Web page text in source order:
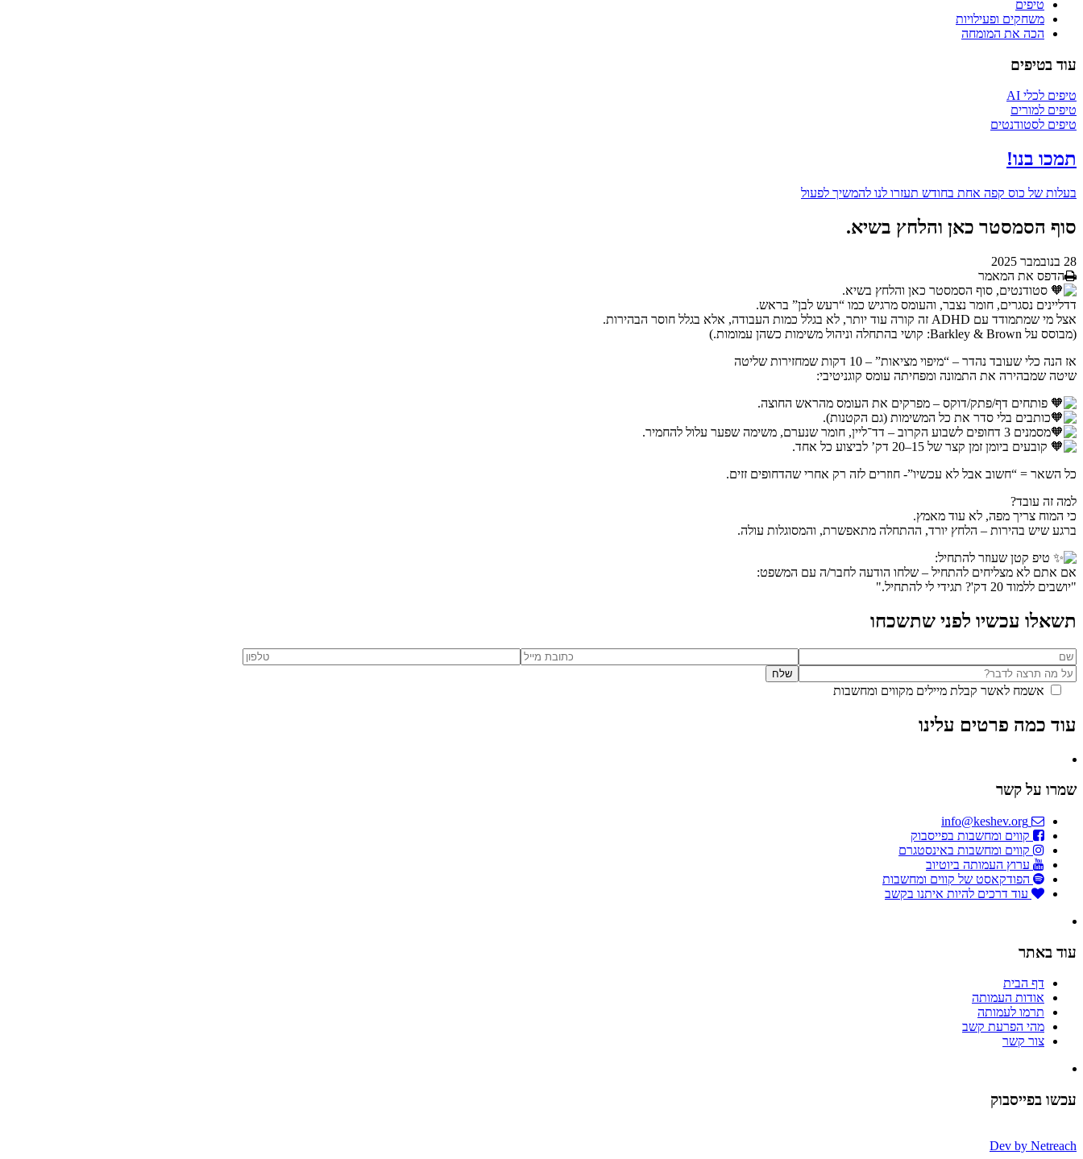
טיפים
משחקים ופעילויות
הכה את המומחה
עוד בטיפים
טיפים לכלי AI
טיפים למורים
טיפים לסטודנטים
תמכו בנו!
בעלות של כוס קפה אחת בחודש תעזרו לנו להמשיך לפעול
סוף הסמסטר כאן והלחץ בשיא.
28 בנובמבר 2025
הדפס את המאמר
סטודנטים, סוף הסמסטר כאן והלחץ בשיא.
דדליינים נסגרים, חומר נצבר, והעומס מרגיש כמו “רעש לבן” בראש.
אצל מי שמתמודד עם ADHD זה קורה עוד יותר, לא בגלל כמות העבודה, אלא בגלל חוסר הבהירות.
(מבוסס על Barkley & Brown: קושי בהתחלה וניהול משימות כשהן עמומות.)
אז הנה כלי שעובד נהדר – “מיפוי מציאות” – 10 דקות שמחזירות שליטה
שיטה שמבהירה את התמונה ומפחיתה עומס קוגניטיבי:
פותחים דף/פתק/דוקס – מפרקים את העומס מהראש החוצה.
כותבים בלי סדר את כל המשימות (גם הקטנות).
מסמנים 3 דחופים לשבוע הקרוב – דד־ליין, חומר שנערם, משימה שפער עלול להחמיר.
קובעים ביומן זמן קצר של 15–20 דק’ לביצוע כל אחד.
כל השאר = “חשוב אבל לא עכשיו”- חוזרים לזה רק אחרי שהדחופים זזים.
למה זה עובד?
כי המוח צריך מפה, לא עוד מאמץ.
ברגע שיש בהירות – הלחץ יורד, ההתחלה מתאפשרת, והמסוגלות עולה.
טיפ קטן שעוזר להתחיל:
אם אתם לא מצליחים להתחיל – שלחו הודעה לחבר/ה עם המשפט:
"יושבים ללמוד 20 דק'? תגידי לי להתחיל."
תשאלו עכשיו לפני שתשכחו
אשמח לאשר קבלת מיילים מקווים ומחשבות
עוד כמה פרטים עלינו
שמרו על קשר
קווים ומחשבות בפייסבוק
קווים ומחשבות באינסטגרם
ערוץ העמותה ביוטיוב
הפודקאסט של קווים ומחשבות
עוד דרכים להיות איתנו בקשב
עוד באתר
דף הבית
אודות העמותה
תרמו לעמותה
מהי הפרעת קשב
צור קשר
עכשו בפייסבוק
Dev by Netreach